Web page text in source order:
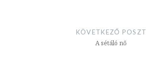
KÖVETKEZŐ POSZT
A sétáló nő